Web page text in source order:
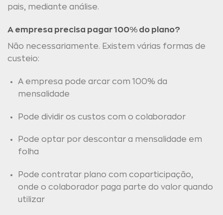
pais, mediante análise.
A empresa precisa pagar 100% do plano?
Não necessariamente. Existem várias formas de
custeio:
A empresa pode arcar com 100% da
mensalidade
Pode dividir os custos com o colaborador
Pode optar por descontar a mensalidade em
folha
Pode contratar plano com coparticipação,
onde o colaborador paga parte do valor quando
utilizar